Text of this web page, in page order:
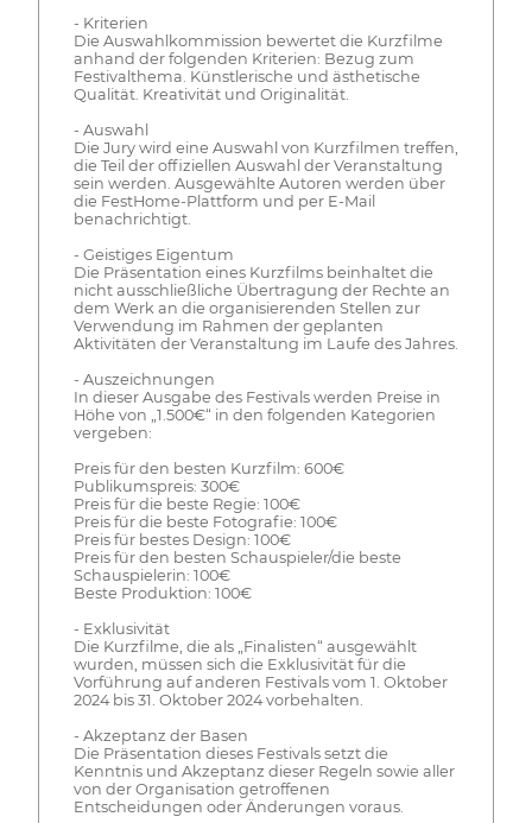
- Kriterien
Die Auswahlkommission bewertet die Kurzfilme
anhand der folgenden Kriterien: Bezug zum
Festivalthema. Künstlerische und ästhetische
Qualität. Kreativität und Originalität.
- Auswahl
Die Jury wird eine Auswahl von Kurzfilmen treffen,
die Teil der offiziellen Auswahl der Veranstaltung
sein werden. Ausgewählte Autoren werden über
die FestHome-Plattform und per E-Mail
benachrichtigt.
- Geistiges Eigentum
Die Präsentation eines Kurzfilms beinhaltet die
nicht ausschließliche Übertragung der Rechte an
dem Werk an die organisierenden Stellen zur
Verwendung im Rahmen der geplanten
Aktivitäten der Veranstaltung im Laufe des Jahres.
- Auszeichnungen
In dieser Ausgabe des Festivals werden Preise in
Höhe von „1.500€“ in den folgenden Kategorien
vergeben:
Preis für den besten Kurzfilm: 600€
Publikumspreis: 300€
Preis für die beste Regie: 100€
Preis für die beste Fotografie: 100€
Preis für bestes Design: 100€
Preis für den besten Schauspieler/die beste
Schauspielerin: 100€
Beste Produktion: 100€
- Exklusivität
Die Kurzfilme, die als „Finalisten“ ausgewählt
wurden, müssen sich die Exklusivität für die
Vorführung auf anderen Festivals vom 1. Oktober
2024 bis 31. Oktober 2024 vorbehalten.
- Akzeptanz der Basen
Die Präsentation dieses Festivals setzt die
Kenntnis und Akzeptanz dieser Regeln sowie aller
von der Organisation getroffenen
Entscheidungen oder Änderungen voraus.